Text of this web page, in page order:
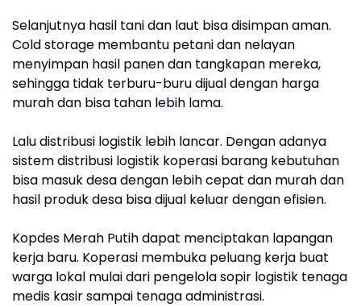
Selanjutnya hasil tani dan laut bisa disimpan aman.
Cold storage membantu petani dan nelayan
menyimpan hasil panen dan tangkapan mereka,
sehingga tidak terburu-buru dijual dengan harga
murah dan bisa tahan lebih lama.
Lalu distribusi logistik lebih lancar. Dengan adanya
sistem distribusi logistik koperasi barang kebutuhan
bisa masuk desa dengan lebih cepat dan murah dan
hasil produk desa bisa dijual keluar dengan efisien.
Kopdes Merah Putih dapat menciptakan lapangan
kerja baru. Koperasi membuka peluang kerja buat
warga lokal mulai dari pengelola sopir logistik tenaga
medis kasir sampai tenaga administrasi.